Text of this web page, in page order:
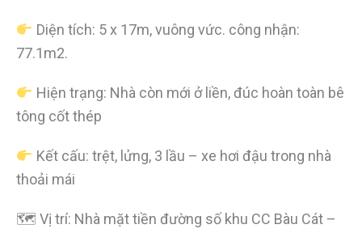
Diện tích: 5 x 17m, vuông vức. công nhận:
77.1m2.
Hiện trạng: Nhà còn mới ở liền, đúc hoàn toàn bê
tông cốt thép
Kết cấu: trệt, lửng, 3 lầu – xe hơi đậu trong nhà
thoải mái
🗺 Vị trí: Nhà mặt tiền đường số khu CC Bàu Cát –